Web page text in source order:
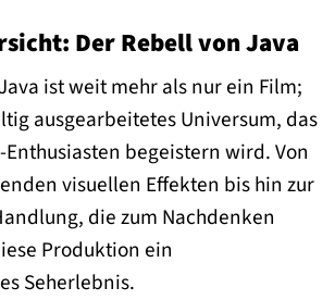
Der Rebell von Java
ist weit mehr als nur ein Film;
ausgearbeitetes Universum, das
begeistern wird. Von
visuellen Effekten bis hin zur
die zum Nachdenken
Produktion ein
Seherlebnis.